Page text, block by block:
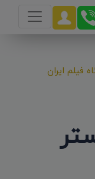
فیلم ایران